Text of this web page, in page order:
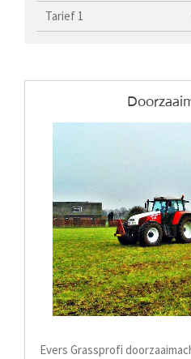
Tarief 1
Evers Grassprofi